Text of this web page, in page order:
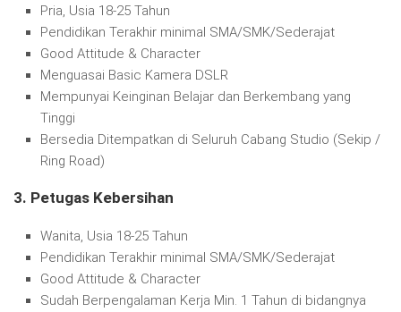
Pria, Usia 18-25 Tahun
Pendidikan Terakhir minimal SMA/SMK/Sederajat
Good Attitude & Character
Menguasai Basic Kamera DSLR
Mempunyai Keinginan Belajar dan Berkembang yang
Tinggi
Bersedia Ditempatkan di Seluruh Cabang Studio (Sekip /
Ring Road)
3. Petugas Kebersihan
Wanita, Usia 18-25 Tahun
Pendidikan Terakhir minimal SMA/SMK/Sederajat
Good Attitude & Character
Sudah Berpengalaman Kerja Min. 1 Tahun di bidangnya